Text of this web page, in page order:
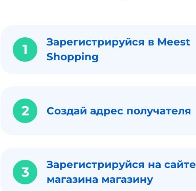
1
Зарегистрируйся в Meest
Shopping
2 Создай адрес получателя
3
Зарегистрируйся на сайте
магазина магазину